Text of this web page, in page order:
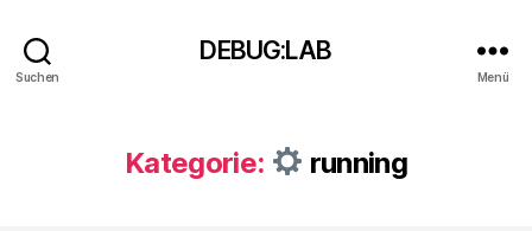
Suchen
DEBUG:LAB
Menü
Kategorie: running